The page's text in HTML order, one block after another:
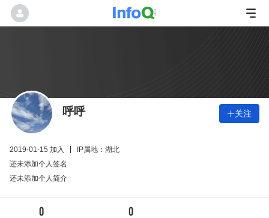
呼呼 关注
2019-01-15 加入
IP属地：湖北
还未添加个人签名
还未添加个人简介
0 0